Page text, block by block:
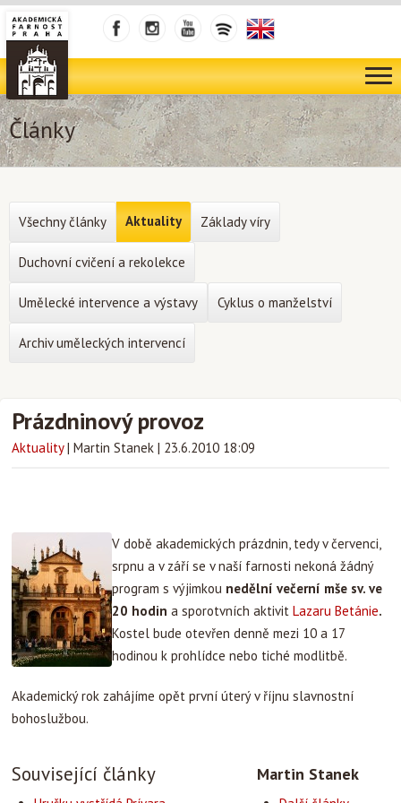
Články
Prázdninový provoz
Aktuality | Martin Stanek | 23.6.2010 18:09
V době akademických prázdnin, tedy v červenci,
srpnu a v září se v naší farnosti nekoná žádný
program s výjimkou nedělní večerní mše sv. ve
20 hodin a sporotvních aktivit Lazaru Betánie.
Kostel bude otevřen denně mezi 10 a 17
hodinou k prohlídce nebo tiché modlitbě.
Akademický rok zahájíme opět první úterý v říjnu slavnostní
bohoslužbou.
Související články Martin Stanek
Všechny články Aktuality Základy víry
Duchovní cvičení a rekolekce
Umělecké intervence a výstavy Cyklus o manželství
Archiv uměleckých intervencí